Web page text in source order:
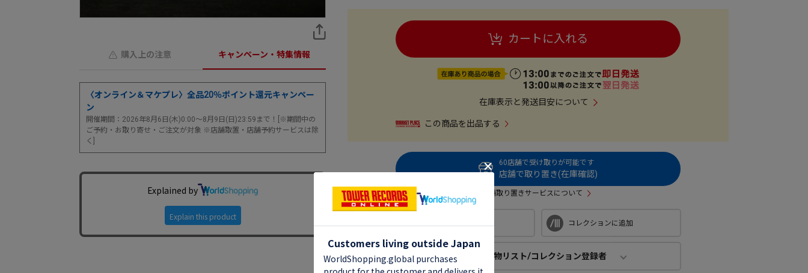
購入上の注意 キャンペーン・特集情報
〈オンライン＆マケプレ〉全品20％ポイント還元キャンペー
ン
開催期間：2026年8月6日(木)0:00～8月9日(日)23:59まで！[※期間中の
ご予約・お取り寄せ・ご注文が対象 ※店舗取置・店舗予約サービスは除
く]
カートに入れる
在庫表示と発送目安について
この商品を出品する
60店舗で受け取りが可能です
店舗で取り置き(在庫確認)
店舗取り置きサービスについて
コレクションに追加
欲しい物リスト/コレクション登録者